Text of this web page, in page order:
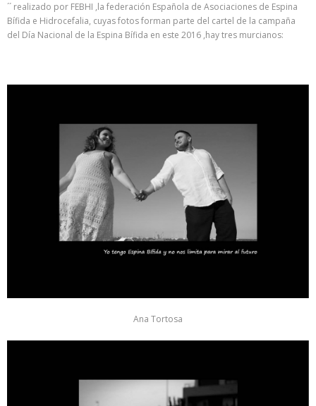
´´ realizado por FEBHI ,la federación Española de Asociaciones de Espina
Bífida e Hidrocefalia, cuyas fotos forman parte del cartel de la campaña
del Día Nacional de la Espina Bífida en este 2016 ,hay tres murcianos:
Ana Tortosa